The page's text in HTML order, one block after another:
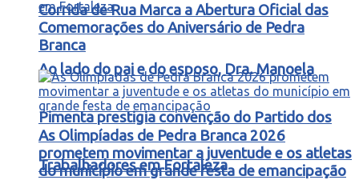
Ao lado do pai e do esposo, Dra. Manoela
Pimenta prestigia convenção do Partido dos
Trabalhadores em Fortaleza
Corrida de Rua Marca a Abertura Oficial das
Comemorações do Aniversário de Pedra
Branca
As Olimpíadas de Pedra Branca 2026
prometem movimentar a juventude e os atletas
do município em grande festa de emancipação